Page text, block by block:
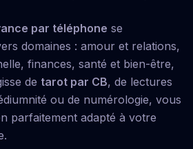
par téléphone se
domaines : amour et relations,
finances, santé et bien-être,
de tarot par CB, de lectures
ou de numérologie, vous
parfaitement adapté à votre